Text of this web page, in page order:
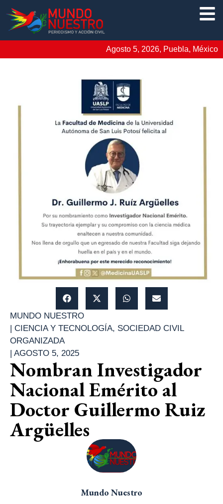
Agosto 5, 2026, Puebla, México
MUNDO NUESTRO
| CIENCIA Y TECNOLOGÍA, SOCIEDAD CIVIL
ORGANIZADA
| AGOSTO 5, 2025
Nombran Investigador
Nacional Emérito al
Doctor Guillermo Ruiz
Argüelles
Mundo Nuestro